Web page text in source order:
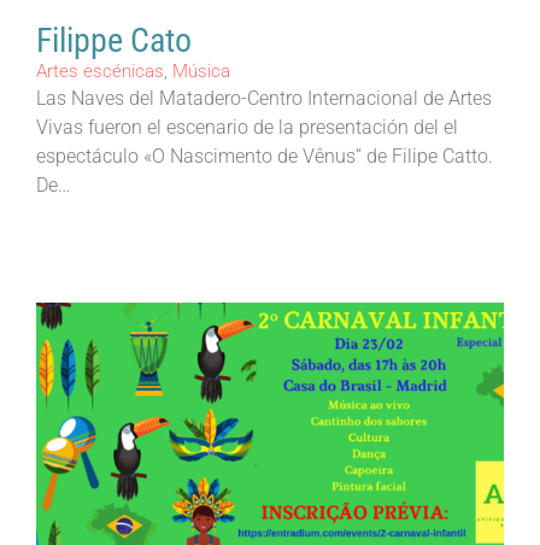
Filippe Cato
Artes escénicas, Música
Las Naves del Matadero-Centro Internacional de Artes
Vivas fueron el escenario de la presentación del el
espectáculo «O Nascimento de Vênus“ de Filipe Catto.
De…